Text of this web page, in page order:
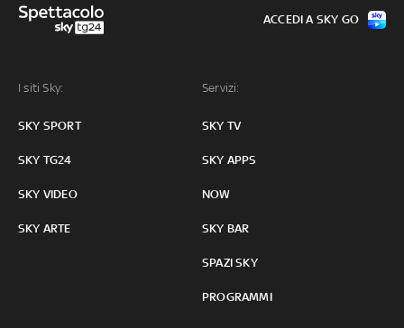
I siti Sky:
SKY SPORT
SKY TG24
SKY VIDEO
SKY ARTE
Servizi:
SKY TV
SKY APPS
NOW
SKY BAR
SPAZI SKY
PROGRAMMI
ACCEDI A SKY GO